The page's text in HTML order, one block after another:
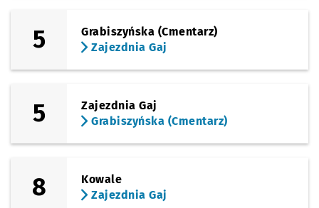
5
Grabiszyńska (Cmentarz)
Zajezdnia Gaj
5
Zajezdnia Gaj
Grabiszyńska (Cmentarz)
8
Kowale
Zajezdnia Gaj